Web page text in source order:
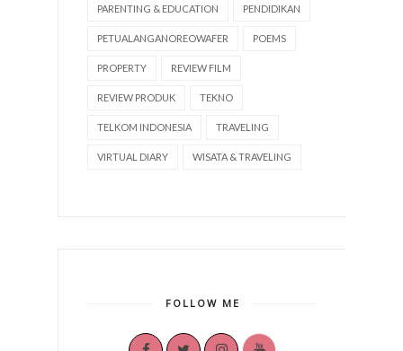
PARENTING & EDUCATION PENDIDIKAN
PETUALANGANOREOWAFER POEMS
PROPERTY REVIEW FILM
REVIEW PRODUK TEKNO
TELKOM INDONESIA TRAVELING
VIRTUAL DIARY WISATA & TRAVELING
FOLLOW ME